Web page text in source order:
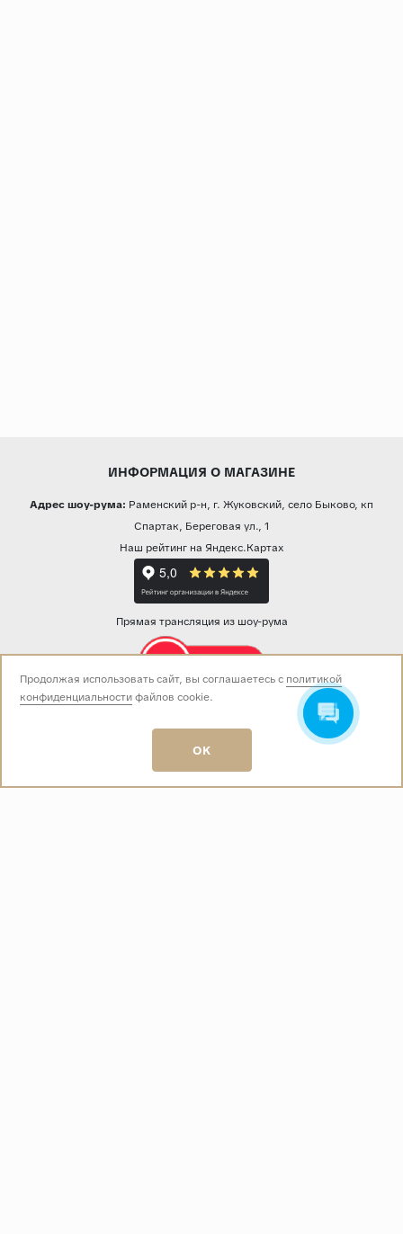
ИНФОРМАЦИЯ О МАГАЗИНЕ
Адрес шоу-рума: Раменский р-н, г. Жуковский, село Быково, кп
Спартак, Береговая ул., 1
Наш рейтинг на Яндекс.Картах
Прямая трансляция из шоу-рума
Звоните нам:
пн-вс 10:00 - 19:00
E-mail:
info@baza-plitki.ru
Продолжая использовать сайт, вы соглашаетесь с политикой
конфиденциальностифайлов cookie.
OK